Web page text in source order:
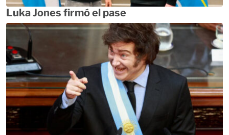
Luka Jones firmó el pase